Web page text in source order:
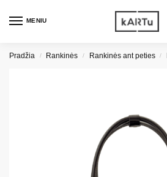
MENIU
Pradžia / Rankinės / Rankinės ant peties /